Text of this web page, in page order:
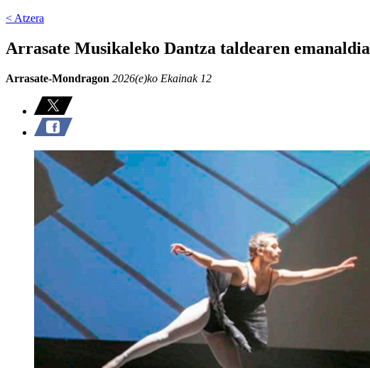
< Atzera
Arrasate Musikaleko Dantza taldearen emanaldia
Arrasate-Mondragon 2026(e)ko Ekainak 12